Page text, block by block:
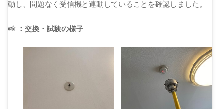
動し、問題なく受信機と連動していることを確認しました。
📸 ：交換・試験の様子